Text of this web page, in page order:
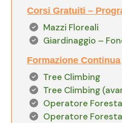
Corsi Gratuiti –
Mazzi Floreali
Giardinaggio –
Formazione Continua
Tree Climbing
Tree Climbing
Operatore
Operatore